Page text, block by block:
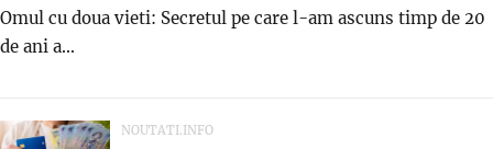
Omul cu doua vieti: Secretul pe care l-am ascuns timp de 20
de ani a...
NOUTATI.INFO